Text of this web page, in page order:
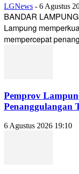
LGNews - 6 Agustus
BANDAR
Lampung
mempercepat
Pemprov
Penanggulangan
6 Agustus 2026 19:10